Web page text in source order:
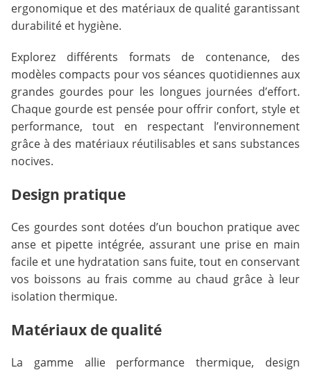
ergonomique et des matériaux de qualité garantissant
durabilité et hygiène.
Explorez différents formats de contenance, des
modèles compacts pour vos séances quotidiennes aux
grandes gourdes pour les longues journées d’effort.
Chaque gourde est pensée pour offrir confort, style et
performance, tout en respectant l’environnement
grâce à des matériaux réutilisables et sans substances
nocives.
Design pratique
Ces gourdes sont dotées d’un bouchon pratique avec
anse et pipette intégrée, assurant une prise en main
facile et une hydratation sans fuite, tout en conservant
vos boissons au frais comme au chaud grâce à leur
isolation thermique.
Matériaux de qualité
La gamme allie performance thermique, design